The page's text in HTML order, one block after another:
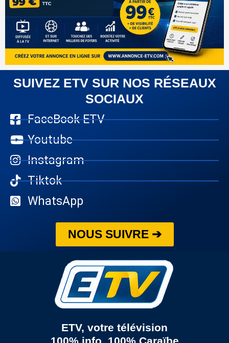
SUIVEZ ETV SUR NOS RÉSEAUX
SOCIAUX
FaceBook ETV
Youtube
Instagram
Tiktok
WhatsApp
NOUS SUIVRE ➔
ETV, votre télévision